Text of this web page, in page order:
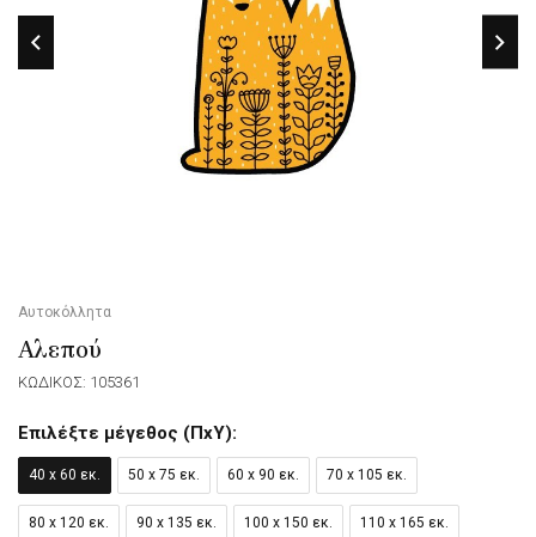
Αυτοκόλλητα
Αλεπού
ΚΩΔΙΚΟΣ: 105361
Επιλέξτε μέγεθος (ΠxΥ):
40 x 60 εκ. 50 x 75 εκ. 60 x 90 εκ. 70 x 105 εκ.
80 x 120 εκ. 90 x 135 εκ. 100 x 150 εκ. 110 x 165 εκ.